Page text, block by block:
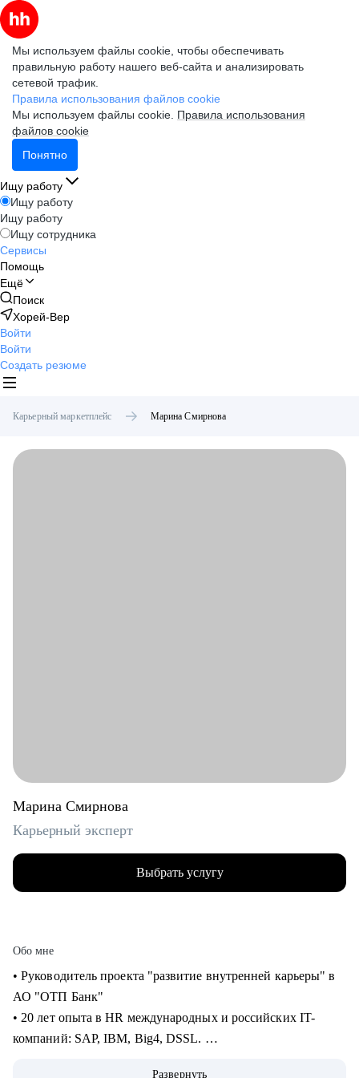
Мы используем файлы cookie, чтобы обеспечивать
правильную работу нашего веб-сайта и анализировать
сетевой трафик.
Правила использования файлов cookie
Мы используем файлы cookie. Правила использования
файлов cookie
Понятно
Ищу работу
Ищу работу
Ищу работу
Ищу сотрудника
Сервисы
Помощь
Ещё
Поиск
Хорей-Вер
Войти
Войти
Создать резюме
Карьерный маркетплейс Марина Смирнова
Марина Смирнова
Карьерный эксперт
Выбрать услугу
Обо мне
• Руководитель проекта "развитие внутренней карьеры" в
АО "ОТП Банк"
• 20 лет опыта в HR международных и российских IT-
компаний: SAP, IBM, Big4, DSSL.
Развернуть